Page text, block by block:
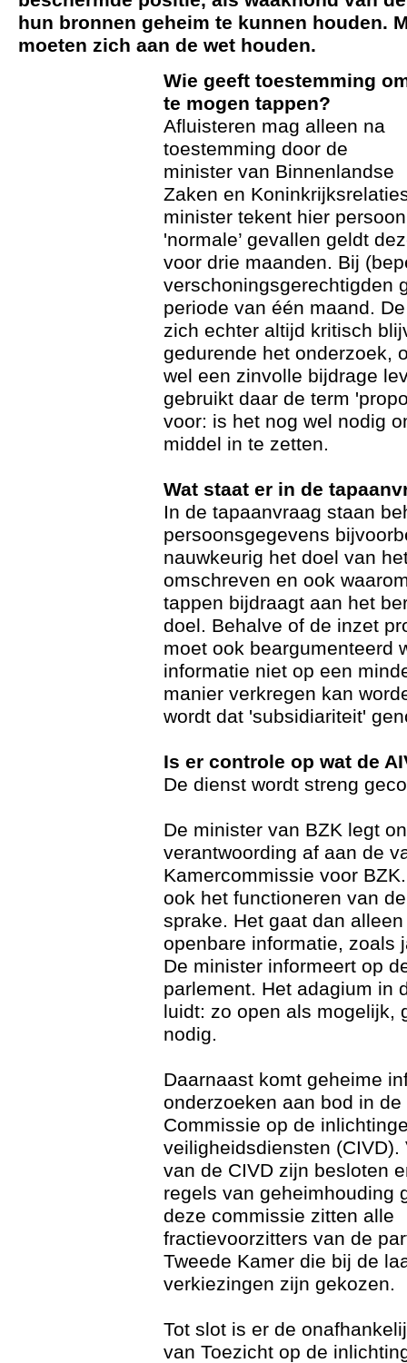
hun bronnen geheim te kunnen houden.
moeten zich aan de wet houden.
Wie geeft toestemming
te mogen tappen?
Afluisteren mag alleen na
toestemming door de
minister van Binnenlandse
Zaken en
minister tekent hier
'normale’ gevallen geldt
voor drie maanden. Bij
verschoningsgerechtigden
periode van één maand.
zich echter altijd kritisch
gedurende het onderzoek,
wel een zinvolle bijdrage
gebruikt daar de term
voor: is het nog wel nodig
middel in te zetten.
Wat staat er in de
In de tapaanvraag staan
persoonsgegevens
nauwkeurig het doel van
omschreven en ook
tappen bijdraagt aan het
doel. Behalve of de inzet
moet ook beargumenteerd
informatie niet op een
manier verkregen kan
wordt dat 'subsidiariteit'
Is er controle op wat de
De dienst wordt streng
De minister van BZK legt
verantwoording af aan de
Kamercommissie voor
ook het functioneren van
sprake. Het gaat dan
openbare informatie, zoals
De minister informeert op
parlement. Het adagium in
luidt: zo open als mogelijk,
nodig.
Daarnaast komt geheime
onderzoeken aan bod in
Commissie op de
veiligheidsdiensten (CIVD).
van de CIVD zijn besloten
regels van geheimhouding
deze commissie zitten alle
fractievoorzitters van de
Tweede Kamer die bij de
verkiezingen zijn gekozen.
Tot slot is er de
van Toezicht op de